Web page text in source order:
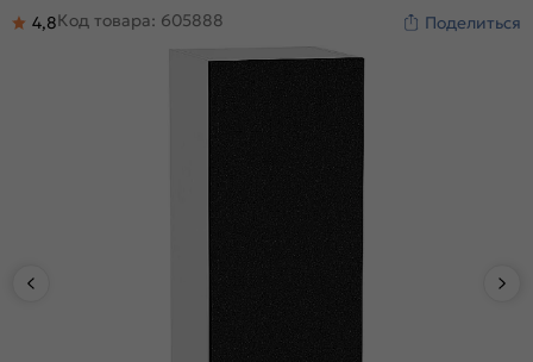
4,8Код товара: 605888 Поделиться